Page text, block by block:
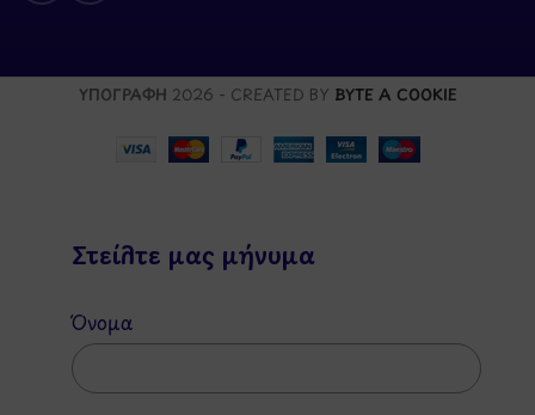
ΥΠΟΓΡΑΦΗ 2026 - CREATED BY BYTE A COOKIE
Στείλτε μας μήνυμα
Όνομα